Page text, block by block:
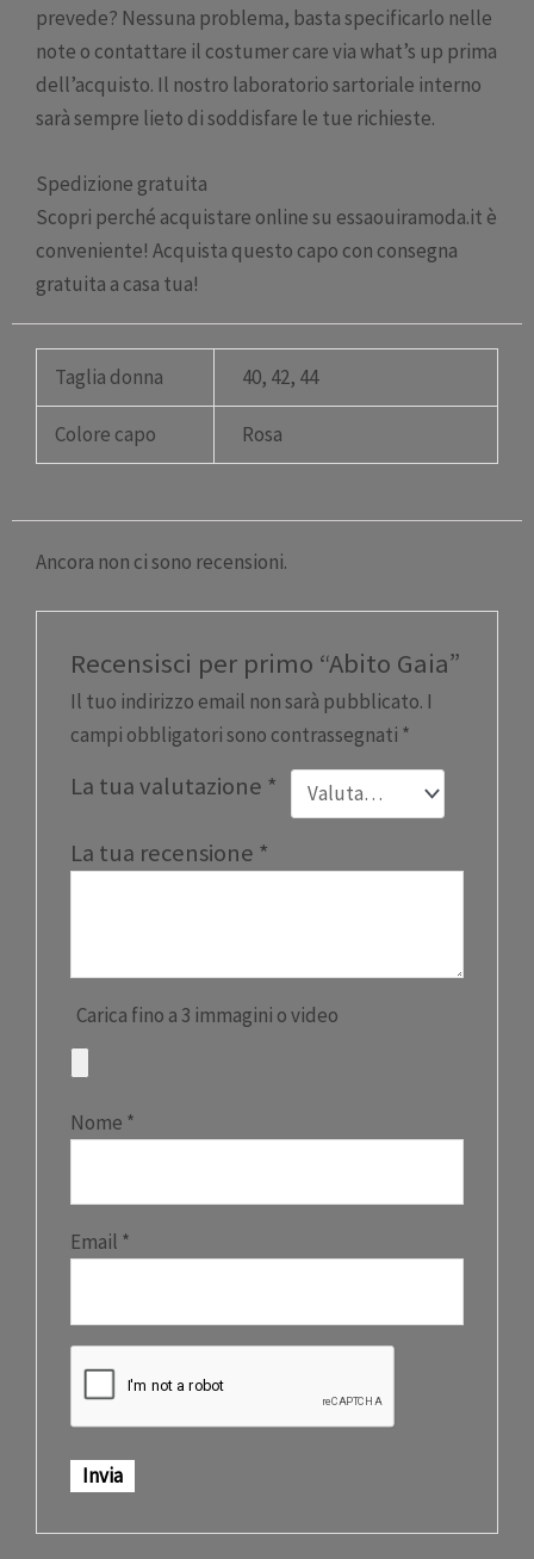
prevede? Nessuna problema, basta specificarlo nelle
note o contattare il costumer care via what’s up prima
dell’acquisto. Il nostro laboratorio sartoriale interno
sarà sempre lieto di soddisfare le tue richieste.
Spedizione gratuita
Scopri perché acquistare online su essaouiramoda.it è
conveniente! Acquista questo capo con consegna
gratuita a casa tua!
Taglia donna 40, 42, 44
Colore capo Rosa
Ancora non ci sono recensioni.
Recensisci per primo “Abito Gaia”
Il tuo indirizzo email non sarà pubblicato. I
campi obbligatori sono contrassegnati *
La tua valutazione *
La tua recensione *
Carica fino a 3 immagini o video
Nome *
Email *